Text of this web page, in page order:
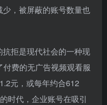
，被屏蔽的账号数量也
拒是现代社会的一种现
付费的无广告视频观看服
元，或每年约合612
时代，企业账号在吸引